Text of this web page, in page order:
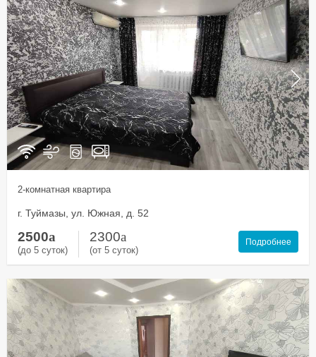
2-комнатная квартира
г. Туймазы, ул. Южная, д. 52
2500a
(до 5 суток)
2300a
(от 5 суток)
Подробнее